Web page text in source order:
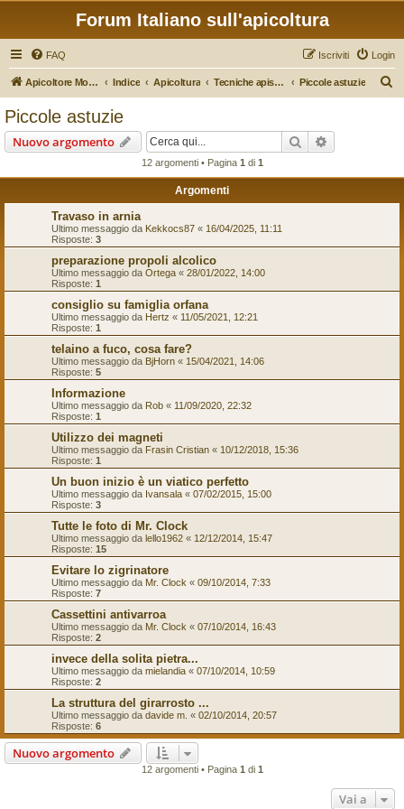
Forum Italiano sull'apicoltura
FAQ Login
Iscriviti
Apicoltore Moderno Indice Apicoltura Tecniche apistiche Piccole astuzie
Piccole astuzie
Nuovo argomento Cerca
12 argomenti • Pagina 1 di 1
Argomenti
Travaso in arnia
Ultimo messaggio da Kekkocs87 « 16/04/2025, 11:11
Risposte: 3
preparazione propoli alcolico
Ultimo messaggio da Ortega « 28/01/2022, 14:00
Risposte: 1
consiglio su famiglia orfana
Ultimo messaggio da Hertz « 11/05/2021, 12:21
Risposte: 1
telaino a fuco, cosa fare?
Ultimo messaggio da BjHorn « 15/04/2021, 14:06
Risposte: 5
Informazione
Ultimo messaggio da Rob « 11/09/2020, 22:32
Risposte: 1
Utilizzo dei magneti
Ultimo messaggio da Frasin Cristian « 10/12/2018, 15:36
Risposte: 1
Un buon inizio è un viatico perfetto
Ultimo messaggio da Ivansala « 07/02/2015, 15:00
Risposte: 3
Tutte le foto di Mr. Clock
Ultimo messaggio da lello1962 « 12/12/2014, 15:47
Risposte: 15
Evitare lo zigrinatore
Ultimo messaggio da Mr. Clock « 09/10/2014, 7:33
Risposte: 7
Cassettini antivarroa
Ultimo messaggio da Mr. Clock « 07/10/2014, 16:43
Risposte: 2
invece della solita pietra...
Ultimo messaggio da mielandia « 07/10/2014, 10:59
Risposte: 2
La struttura del girarrosto ...
Ultimo messaggio da davide m. « 02/10/2014, 20:57
Risposte: 6
Nuovo argomento
12 argomenti • Pagina 1 di 1
Vai a